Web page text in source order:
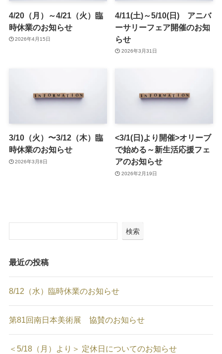
4/20（月）～4/21（火）臨
時休業のお知らせ
2026年4月15日
4/11(土)～5/10(日) アニバ
ーサリーフェア開催のお知
らせ
2026年3月31日
3/10（火）〜3/12（木）臨
時休業のお知らせ
2026年3月8日
<3/1(日)より開催>オリーブ
で始める～新生活応援フェ
アのお知らせ
2026年2月19日
検索
最近の投稿
8/12（水）臨時休業のお知らせ
第81回南日本美術展 協賛のお知らせ
＜5/18（月）より＞ 定休日についてのお知らせ